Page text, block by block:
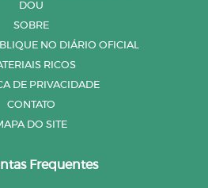
DOU
SOBRE
NO DIÁRIO OFICIAL
RICOS
DE PRIVACIDADE
CONTATO
DO SITE
Frequentes